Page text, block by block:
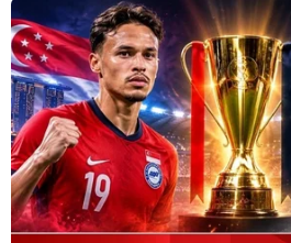
màu sắc âm nhạc của nước